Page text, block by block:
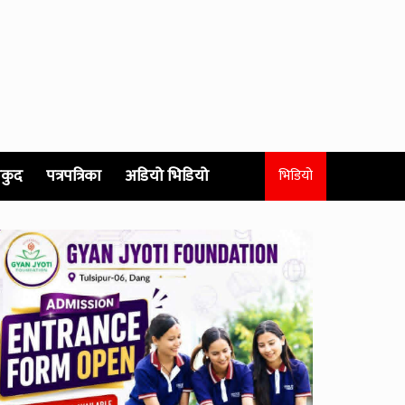
पत्रपत्रिका अडियो भिडियो भिडियो